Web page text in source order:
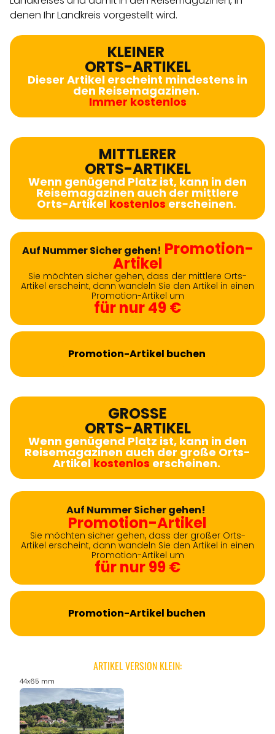
denen Ihr Landkreis vorgestellt wird.
KLEINER
ORTS-ARTIKEL
Dieser Artikel erscheint mindestens in
den Reisemagazinen.
Immer kostenlos
MITTLERER
ORTS-ARTIKEL
Wenn genügend Platz ist, kann in den
Reisemagazinen auch der mittlere
Orts-Artikel kostenlos erscheinen.
Auf Nummer Sicher gehen! Promotion-
Artikel
Sie möchten sicher gehen, dass der mittlere Orts-
Artikel erscheint, dann wandeln Sie den Artikel in einen
Promotion-Artikel um
für nur 49 €
Promotion-Artikel buchen
GROSSE
ORTS-ARTIKEL
Wenn genügend Platz ist, kann in den
Reisemagazinen auch der große Orts-
Artikel kostenlos erscheinen.
Auf Nummer Sicher gehen!
Promotion-Artikel
Sie möchten sicher gehen, dass der großer Orts-
Artikel erscheint, dann wandeln Sie den Artikel in einen
Promotion-Artikel um
für nur 99 €
Promotion-Artikel buchen
ARTIKEL VERSION KLEIN:
44x65 mm